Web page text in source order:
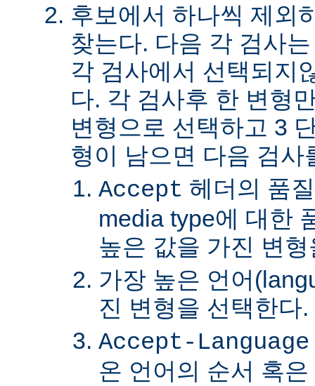
후보에서 하나씩 제외
찾는다. 다음 각 검사
각 검사에서 선택되지
다. 각 검사후 한 변형
변형으로 선택하고 3
형이 남으면 다음 검사
Accept 헤더의 품
media type에 대한
높은 값을 가진 변
가장 높은 언어
진 변형을 선택한다.
Accept-Language
온 언어의 순서 혹은